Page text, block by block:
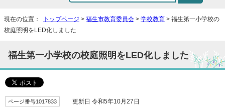
現在の位置： トップページ > 福生市教育委員会 > 学校教育 > 福生第一小学校の
校庭照明をLED化しました
福生第一小学校の校庭照明をLED化しました
ページ番号1017833 更新日 令和5年10月27日